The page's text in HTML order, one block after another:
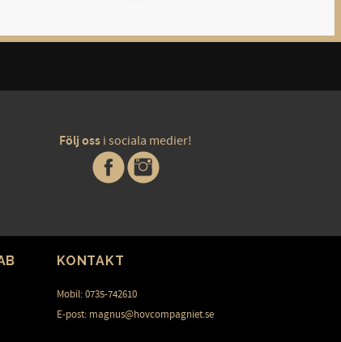
Följ oss i sociala medier!
KONTAKT
Mobil: 0735-742610
E-post: magnus@hovcompagniet.se